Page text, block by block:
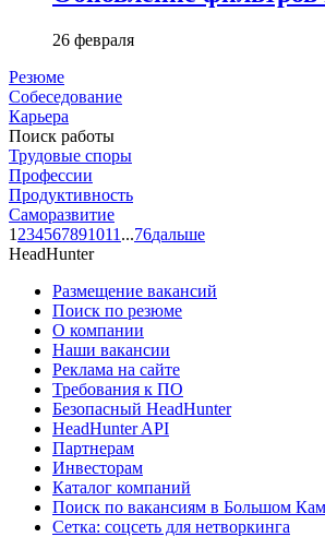
26 февраля
Резюме
Собеседование
Карьера
Поиск работы
Трудовые споры
Профессии
Продуктивность
Саморазвитие
1 234567891011 ...76дальше
HeadHunter
Размещение вакансий
Поиск по резюме
О компании
Наши вакансии
Реклама на сайте
Требования к ПО
Безопасный HeadHunter
HeadHunter API
Партнерам
Инвесторам
Каталог компаний
Поиск по вакансиям в Большом
Сетка: соцсеть для нетворкинга